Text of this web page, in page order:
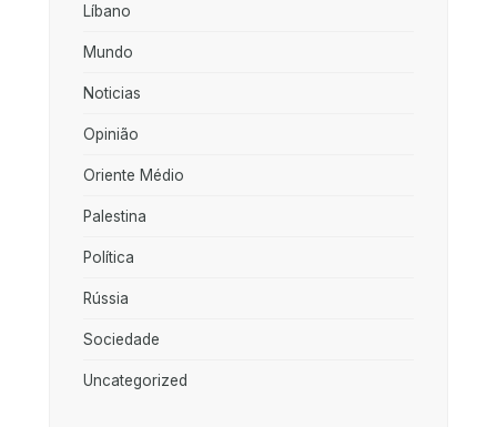
Líbano
Mundo
Noticias
Opinião
Oriente Médio
Palestina
Política
Rússia
Sociedade
Uncategorized